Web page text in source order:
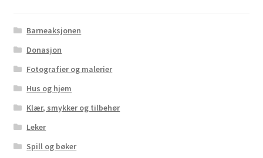
Barneaksjonen
Donasjon
Fotografier og malerier
Hus og hjem
Klær, smykker og tilbehør
Leker
Spill og bøker